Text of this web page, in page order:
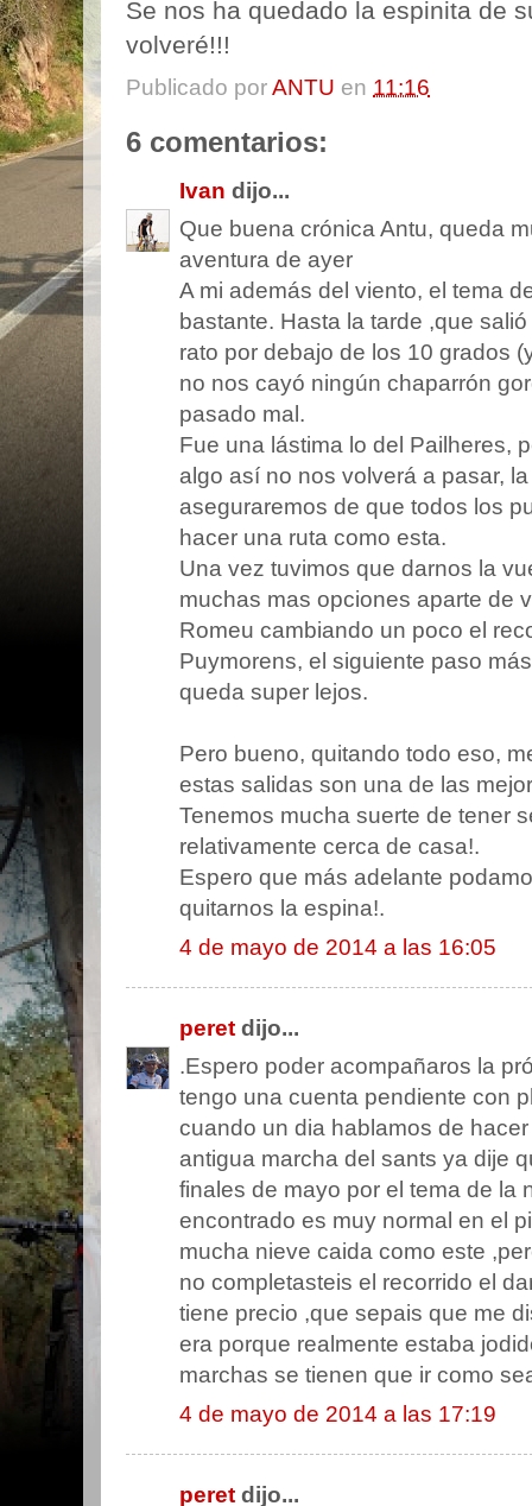
Se nos ha quedado la espinita de
volveré!!!
Publicado porANTU en 11:16
6 comentarios:
Ivan dijo...
Que buena crónica Antu, queda
aventura de ayer
A mi además del viento, el tema
bastante. Hasta la tarde ,que
rato por debajo de los 10 grados
no nos cayó ningún chaparrón
pasado mal.
Fue una lástima lo del Pailheres,
algo así no nos volverá a pasar,
aseguraremos de que todos los
hacer una ruta como esta.
Una vez tuvimos que darnos la
muchas mas opciones aparte de
Romeu cambiando un poco el
Puymorens, el siguiente paso
queda super lejos.
Pero bueno, quitando todo eso,
estas salidas son una de las
Tenemos mucha suerte de tener
relativamente cerca de casa!.
Espero que más adelante
quitarnos la espina!.
4 de mayo de 2014 a las 16:05
peret dijo...
.Espero poder acompañaros la
tengo una cuenta pendiente con
cuando un dia hablamos de
antigua marcha del sants ya dije
finales de mayo por el tema de la
encontrado es muy normal en el
mucha nieve caida como este
no completasteis el recorrido el
tiene precio ,que sepais que me
era porque realmente estaba
marchas se tienen que ir como
4 de mayo de 2014 a las 17:19
peret dijo...